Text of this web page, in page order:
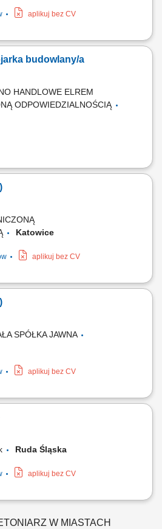
aplikuj bez CV
budowlany/a
HANDLOWE ELREM
ODPOWIEDZIALNOŚCIĄ
Katowice
aplikuj bez CV
SPÓŁKA JAWNA
aplikuj bez CV
Ruda Śląska
aplikuj bez CV
W MIASTACH